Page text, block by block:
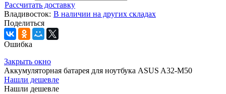
Рассчитать доставку
Владивосток: В наличии на других складах
Поделиться
Ошибка
Закрыть окно
Аккумуляторная батарея для ноутбука ASUS A32-M50
Нашли дешевле
Нашли дешевле